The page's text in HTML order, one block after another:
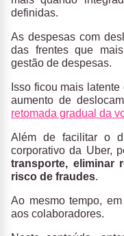
definidas.
As despesas com
das frentes que
gestão de despesas.
Isso ficou mais
aumento de
retomada gradual da
Além de facilitar o
corporativo da Uber,
transporte, eliminar
risco de fraudes.
Ao mesmo tempo,
aos colaboradores.